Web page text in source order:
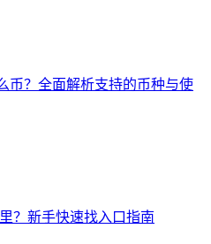
币？全面解析支持的币种与使
？新手快速找入口指南